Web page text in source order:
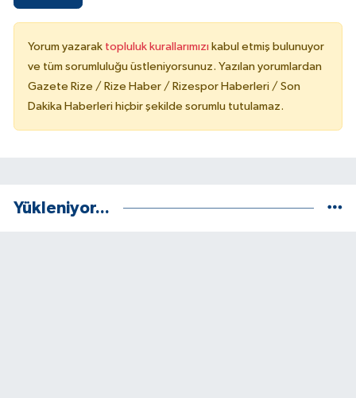
Yorum yazarak topluluk kurallarımızı kabul etmiş bulunuyor
ve tüm sorumluluğu üstleniyorsunuz. Yazılan yorumlardan
Gazete Rize / Rize Haber / Rizespor Haberleri / Son
Dakika Haberleri hiçbir şekilde sorumlu tutulamaz.
Yükleniyor...